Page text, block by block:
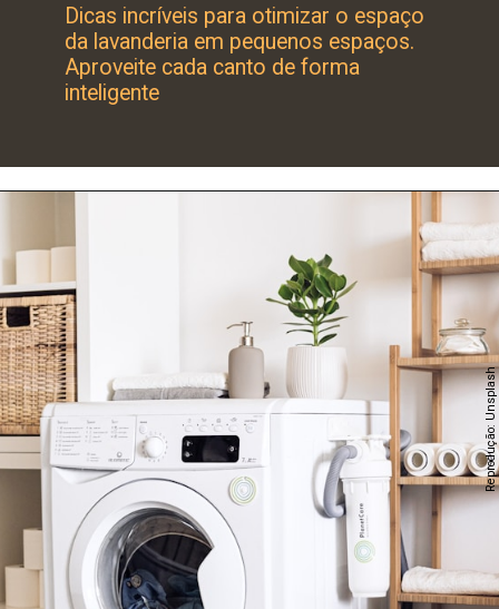
Dicas incríveis para otimizar o espaço
da lavanderia em pequenos espaços.
Aproveite cada canto de forma
inteligente
Reprodução: Unsplash